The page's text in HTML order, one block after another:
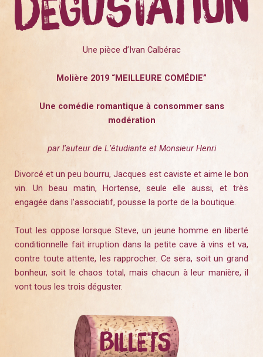
Une pièce d’Ivan Calbérac
Molière 2019 “MEILLEURE COMÉDIE”
Une comédie romantique à consommer sans
modération
par l’auteur de L’étudiante et Monsieur Henri
Divorcé et un peu bourru, Jacques est caviste et aime le bon
vin. Un beau matin, Hortense, seule elle aussi, et très
engagée dans l’associatif, pousse la porte de la boutique.
Tout les oppose lorsque Steve, un jeune homme en liberté
conditionnelle fait irruption dans la petite cave à vins et va,
contre toute attente, les rapprocher. Ce sera, soit un grand
bonheur, soit le chaos total, mais chacun à leur manière, il
vont tous les trois déguster.